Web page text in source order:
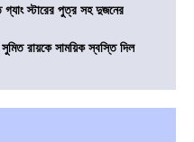
স্টারের পুত্র সহ দুজনের
রায়কে সাময়িক স্বস্তি দিল